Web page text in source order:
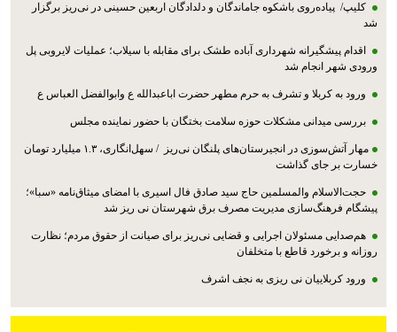
کلیپ/ پیاده‌روی باشکوه جاماندگان و دلدادگان اربعین حسینی در نی‌ریز برگزار
شد
اقدام پیشگیرانه شهرداری آباده طشک برای مقابله با سیلاب؛ عملیات لایروبی پل
ورودی شهر انجام شد
ورود به کربلا و تشرف به حرم مطهر حضرت اباعبدالله ع وابوالفضل العباس ع
بررسی میدانی مشکلات حوزه سلامت بختگان با حضور نماینده مجلس
مهار آتش‌سوزی در انجیرستان‌های پلنگان نی‌ریز / سهل‌انگاری، ۱.۳ میلیارد تومان
خسارت بر جای گذاشت
حجت‌الاسلام والمسلمین حاج سید صادق فال اسیری با امضای میثاق‌نامه «سبا»؛
پیشگام فرهنگ‌سازی مدیریت مصرف برق شهرستان نی ریز شد
هم‌صدایی مسئولان اجرایی و قضایی نی‌ریز برای صیانت از حقوق مردم؛ نظارت
روزانه و برخورد قاطع با متخلفان
ورود کربلاییان نی ریزی به نجف اشرف